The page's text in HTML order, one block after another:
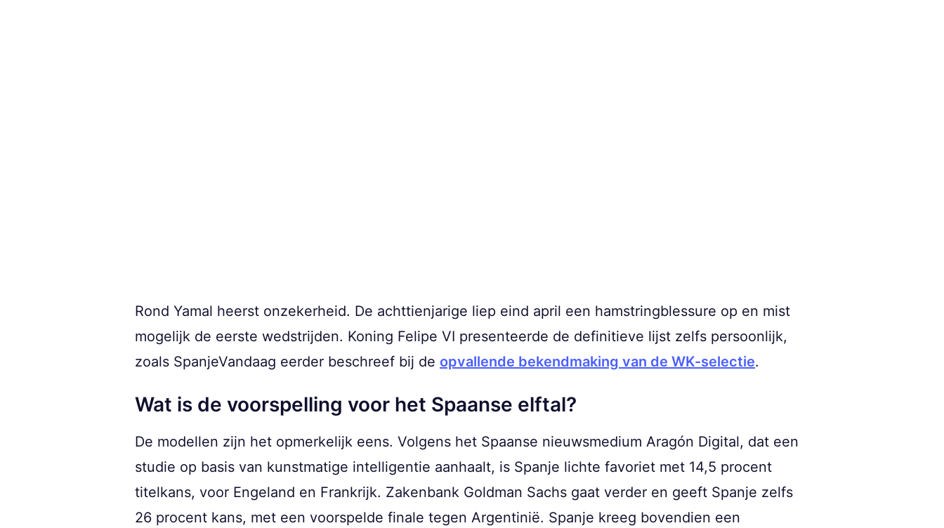
Rond Yamal heerst onzekerheid. De achttienjarige liep eind april een hamstringblessure op en mist
mogelijk de eerste wedstrijden. Koning Felipe VI presenteerde de definitieve lijst zelfs persoonlijk,
zoals SpanjeVandaag eerder beschreef bij de opvallende bekendmaking van de WK-selectie.
Wat is de voorspelling voor het Spaanse elftal?
De modellen zijn het opmerkelijk eens. Volgens het Spaanse nieuwsmedium Aragón Digital, dat een
studie op basis van kunstmatige intelligentie aanhaalt, is Spanje lichte favoriet met 14,5 procent
titelkans, voor Engeland en Frankrijk. Zakenbank Goldman Sachs gaat verder en geeft Spanje zelfs
26 procent kans, met een voorspelde finale tegen Argentinië. Spanje kreeg bovendien een